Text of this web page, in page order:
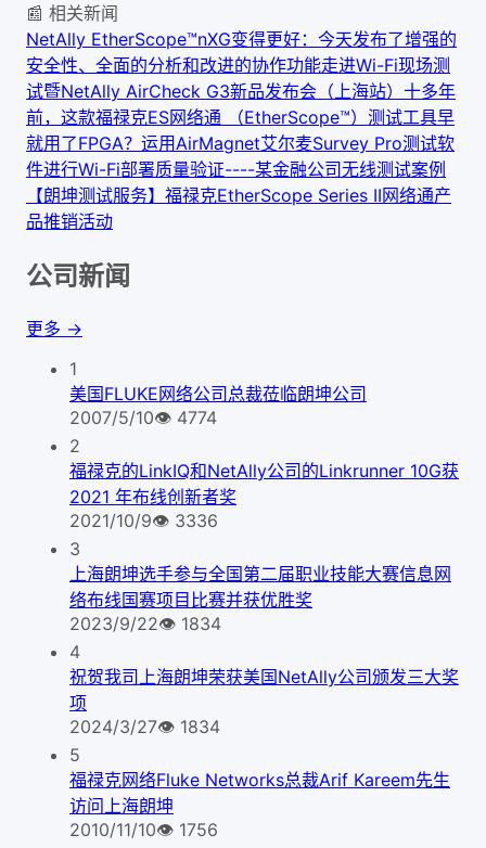
📰 相关新闻
NetAlly EtherScope™nXG变得更好：今天发布了增强的
安全性、全面的分析和改进的协作功能走进Wi-Fi现场测
试暨NetAlly AirCheck G3新品发布会（上海站） 十多年
前，这款福禄克ES网络通 （EtherScope™）测试工具早
就用了FPGA？ 运用AirMagnet艾尔麦Survey Pro测试软
件进行Wi-Fi部署质量验证----某金融公司无线测试案例
【朗坤测试服务】 福禄克EtherScope Series II网络通产
品推销活动
公司新闻
更多 →
1
美国FLUKE网络公司总裁莅临朗坤公司
2007/5/10👁 4774
2
福禄克的LinkIQ和NetAlly公司的Linkrunner 10G获
2021 年布线创新者奖
2021/10/9👁 3336
3
上海朗坤选手参与全国第二届职业技能大赛信息网
络布线国赛项目比赛并获优胜奖
2023/9/22👁 1834
4
祝贺我司上海朗坤荣获美国NetAlly公司颁发三大奖
项
2024/3/27👁 1834
5
福禄克网络Fluke Networks总裁Arif Kareem先生
访问上海朗坤
2010/11/10👁 1756